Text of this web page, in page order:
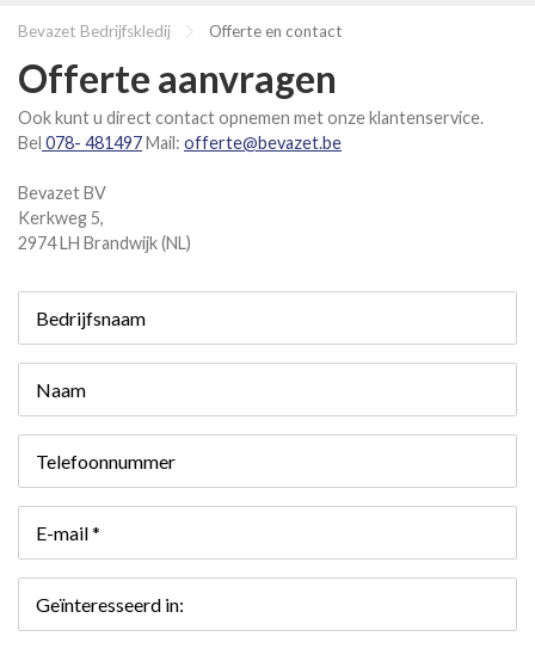
Bevazet Bedrijfskledij Offerte en contact
Offerte aanvragen
Ook kunt u direct contact opnemen met onze klantenservice.
Bel 078- 481497Mail: offerte@bevazet.be
Bevazet BV
Kerkweg 5,
2974 LH Brandwijk (NL)
Bedrijfsnaam
Naam
Telefoonnummer
E-mail *
Geïnteresseerd in: